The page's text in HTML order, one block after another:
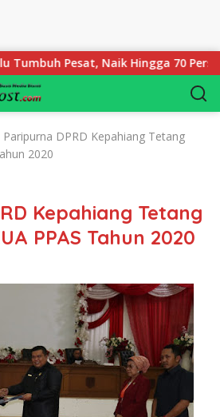
Naik Hingga 70 Persen Sejak
Paripurna DPRD Kepahiang Tetang
2020
Kepahiang Tetang
PPAS Tahun 2020